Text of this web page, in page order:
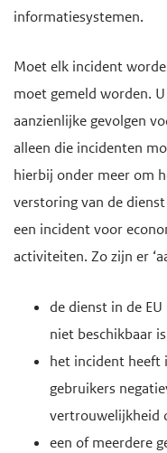
informatiesystemen.
Moet elk incident
moet gemeld worden.
aanzienlijke gevolgen
alleen die incidenten
hierbij onder meer om
verstoring van de
een incident voor
activiteiten. Zo zijn er
de dienst in de
niet beschikbaar
het incident heeft
gebruikers
vertrouwelijkheid
een of meerdere